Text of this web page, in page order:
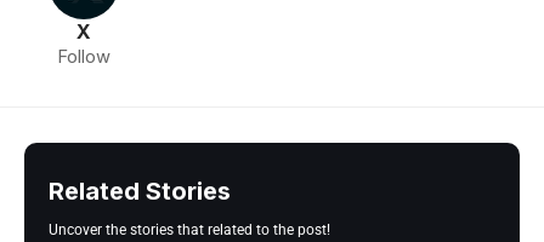
X
Follow
Related Stories
Uncover the stories that related to the post!